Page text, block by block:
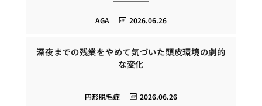
2026.06.26
AGA
深夜までの残業をやめて気づいた頭皮環境の劇的
な変化
2026.06.26
円形脱毛症